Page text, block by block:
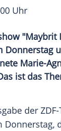
Uhr
Donnerstag
Marie-
ist das
der